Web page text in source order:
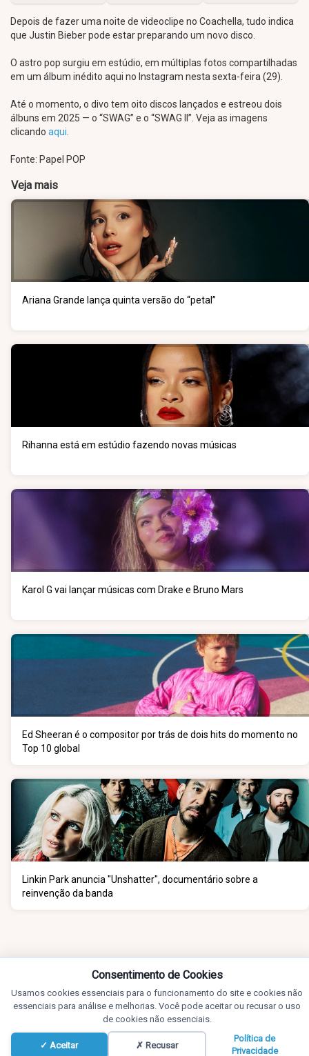
Depois de fazer uma noite de videoclipe no Coachella, tudo indica
que Justin Bieber pode estar preparando um novo disco.
O astro pop surgiu em estúdio, em múltiplas fotos compartilhadas
em um álbum inédito aqui no Instagram nesta sexta-feira (29).
Até o momento, o divo tem oito discos lançados e estreou dois
álbuns em 2025 — o “SWAG” e o “SWAG II”. Veja as imagens
clicando aqui
Fonte: Papel POP
Veja mais
Ariana Grande lança quinta versão do “petal”
Rihanna está em estúdio fazendo novas músicas
Karol G vai lançar músicas com Drake e Bruno Mars
Ed Sheeran é o compositor por trás de dois hits do momento no
Top 10 global
Linkin Park anuncia "Unshatter", documentário sobre a
reinvenção da banda
Promoções, Fotos e Notícias
Consentimento de Cookies
Usamos cookies essenciais para o funcionamento do site e cookies não
essenciais para análise e melhorias. Você pode aceitar ou recusar o uso
de cookies não essenciais.
✓ Aceitar ✗ Recusar
Política de
Privacidade